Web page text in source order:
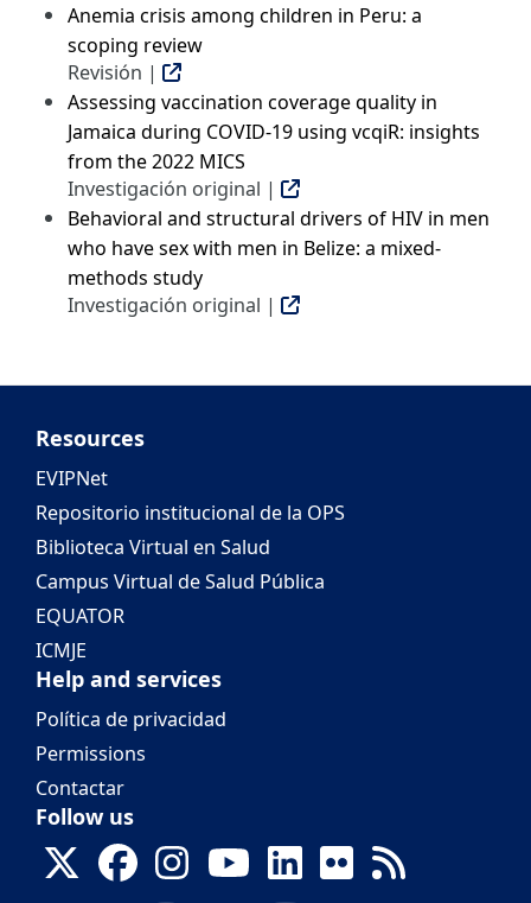
Anemia crisis among children in Peru: a
scoping review
Revisión |
Assessing vaccination coverage quality in
Jamaica during COVID-19 using vcqiR: insights
from the 2022 MICS
Investigación original |
Behavioral and structural drivers of HIV in men
who have sex with men in Belize: a mixed-
methods study
Investigación original |
Resources
EVIPNet
Repositorio institucional de la OPS
Biblioteca Virtual en Salud
Campus Virtual de Salud Pública
EQUATOR
ICMJE
Help and services
Política de privacidad
Permissions
Contactar
Follow us